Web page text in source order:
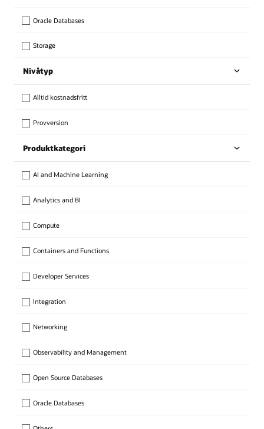
Oracle Databases
Storage
Nivåtyp
Alltid kostnadsfritt
Provversion
Produktkategori
AI and Machine Learning
Analytics and BI
Compute
Containers and Functions
Developer Services
Integration
Networking
Observability and Management
Open Source Databases
Oracle Databases